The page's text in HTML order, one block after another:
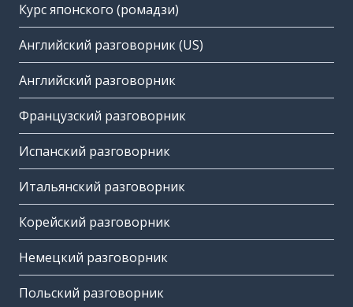
Курс японского (ромадзи)
Английский разговорник (US)
Английский разговорник
Французский разговорник
Испанский разговорник
Итальянский разговорник
Корейский разговорник
Немецкий разговорник
Польский разговорник